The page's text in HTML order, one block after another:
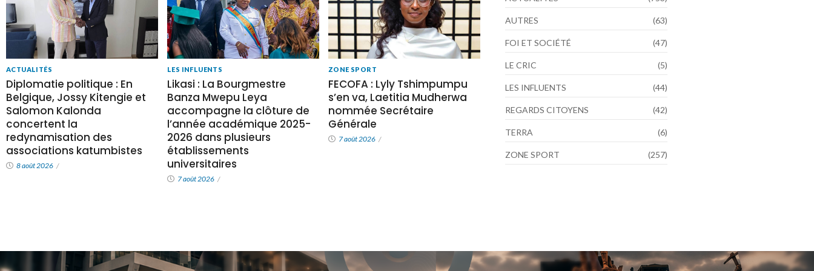
ACTUALITÉS
Diplomatie politique : En
Belgique, Jossy Kitengie et
Salomon Kalonda
concertent la
redynamisation des
associations katumbistes
8 août 2026 /
LES INFLUENTS
Likasi : La Bourgmestre
Banza Mwepu Leya
accompagne la clôture de
l’année académique 2025-
2026 dans plusieurs
établissements
universitaires
7 août 2026 /
ZONE SPORT
FECOFA : Lyly Tshimpumpu
s’en va, Laetitia Mudherwa
nommée Secrétaire
Générale
7 août 2026 /
AUTRES (63)
FOI ET SOCIÉTÉ (47)
LE CRIC (5)
LES INFLUENTS (44)
REGARDS CITOYENS (42)
TERRA (6)
ZONE SPORT (257)